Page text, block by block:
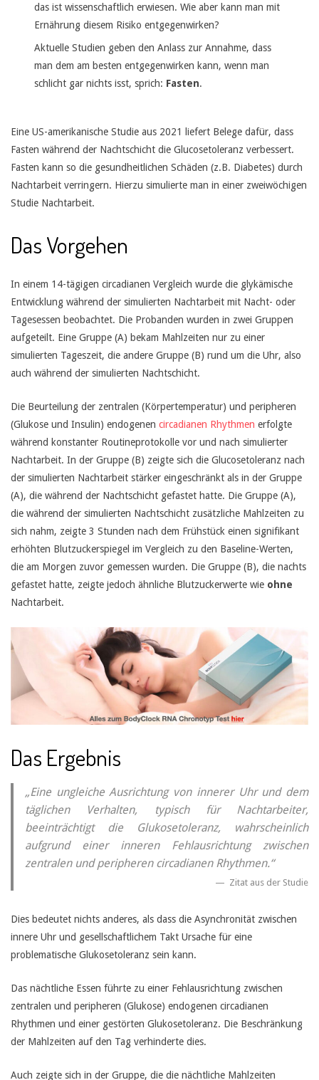
das ist wissenschaftlich erwiesen. Wie aber kann man mit
Ernährung diesem Risiko entgegenwirken?
Aktuelle Studien geben den Anlass zur Annahme, dass
man dem am besten entgegenwirken kann, wenn man
schlicht gar nichts isst, sprich: Fasten.
Eine US-amerikanische Studie aus 2021 liefert Belege dafür, dass
Fasten während der Nachtschicht die Glucosetoleranz verbessert.
Fasten kann so die gesundheitlichen Schäden (z.B. Diabetes) durch
Nachtarbeit verringern. Hierzu simulierte man in einer zweiwöchigen
Studie Nachtarbeit.
Das Vorgehen
In einem 14-tägigen circadianen Vergleich wurde die glykämische
Entwicklung während der simulierten Nachtarbeit mit Nacht- oder
Tagesessen beobachtet. Die Probanden wurden in zwei Gruppen
aufgeteilt. Eine Gruppe (A) bekam Mahlzeiten nur zu einer
simulierten Tageszeit, die andere Gruppe (B) rund um die Uhr, also
auch während der simulierten Nachtschicht.
Die Beurteilung der zentralen (Körpertemperatur) und peripheren
(Glukose und Insulin) endogenen circadianen Rhythmen erfolgte
während konstanter Routineprotokolle vor und nach simulierter
Nachtarbeit. In der Gruppe (B) zeigte sich die Glucosetoleranz nach
der simulierten Nachtarbeit stärker eingeschränkt als in der Gruppe
(A), die während der Nachtschicht gefastet hatte. Die Gruppe (A),
die während der simulierten Nachtschicht zusätzliche Mahlzeiten zu
sich nahm, zeigte 3 Stunden nach dem Frühstück einen signifikant
erhöhten Blutzuckerspiegel im Vergleich zu den Baseline-Werten,
die am Morgen zuvor gemessen wurden. Die Gruppe (B), die nachts
gefastet hatte, zeigte jedoch ähnliche Blutzuckerwerte wie ohne
Nachtarbeit.
Das Ergebnis
„Eine ungleiche Ausrichtung von innerer Uhr und dem
täglichen Verhalten, typisch für Nachtarbeiter,
beeinträchtigt die Glukosetoleranz, wahrscheinlich
aufgrund einer inneren Fehlausrichtung zwischen
zentralen und peripheren circadianen Rhythmen.“
Zitat aus der Studie
Dies bedeutet nichts anderes, als dass die Asynchronität zwischen
innere Uhr und gesellschaftlichem Takt Ursache für eine
problematische Glukosetoleranz sein kann.
Das nächtliche Essen führte zu einer Fehlausrichtung zwischen
zentralen und peripheren (Glukose) endogenen circadianen
Rhythmen und einer gestörten Glukosetoleranz. Die Beschränkung
der Mahlzeiten auf den Tag verhinderte dies.
Auch zeigte sich in der Gruppe, die die nächtliche Mahlzeiten